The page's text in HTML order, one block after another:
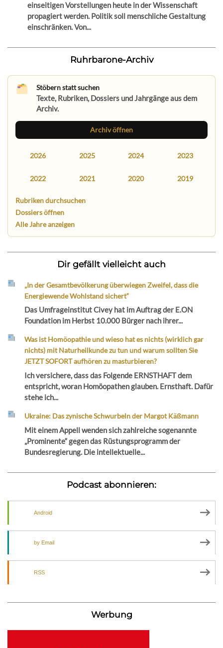
einseitigen Vorstellungen heute in der Wissenschaft
propagiert werden. Politik soll menschliche Gestaltung
einschränken. Von...
Ruhrbarone-Archiv
Stöbern statt suchen
Texte, Rubriken, Dossiers und Jahrgänge aus dem
Archiv.
Archiv öffnen
2026 2025 2024 2023
2022 2021 2020 2019
Rubriken durchsuchen
Dossiers öffnen
Alle Jahre anzeigen
Dir gefällt vielleicht auch
„In der Gesamtbevölkerung überwiegen Zweifel, dass die
Energiewende Wohlstand sichert“
Das Umfrageinstitut Civey hat im Auftrag der E.ON
Foundation im Herbst 10.000 Bürger nach ihrer...
Was ist Homöopathie und wieso hat es nichts (wirklich gar
nichts) mit Naturheilkunde zu tun und warum sollten Sie
JETZT SOFORT aufhören zu masturbieren?
Ich versichere, dass das Folgende ERNSTHAFT dem
entspricht, woran Homöopathen glauben. Ernsthaft. Dafür
stehe ich...
Ukraine: Das zynische Schwurbeln der Margot Käßmann
Mit einem Appell wenden sich zahlreiche sogenannte
„Prominente“ gegen das Rüstungsprogramm der
Bundesregierung. Die intellektuelle...
Podcast abonnieren:
Android
by Email
RSS
Werbung